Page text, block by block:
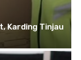
Karding Tinjau